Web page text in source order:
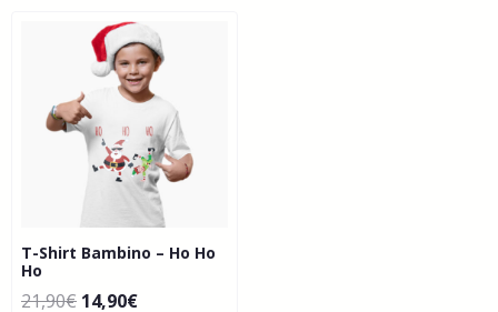
T-Shirt Bambino – Ho Ho
Ho
21,90€ 14,90€